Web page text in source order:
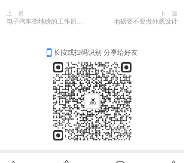
上一篇
电子汽车衡地磅的工作原理是怎样的?
下一篇
地磅要不要做外观设计
长按或扫码识别 分享给好友